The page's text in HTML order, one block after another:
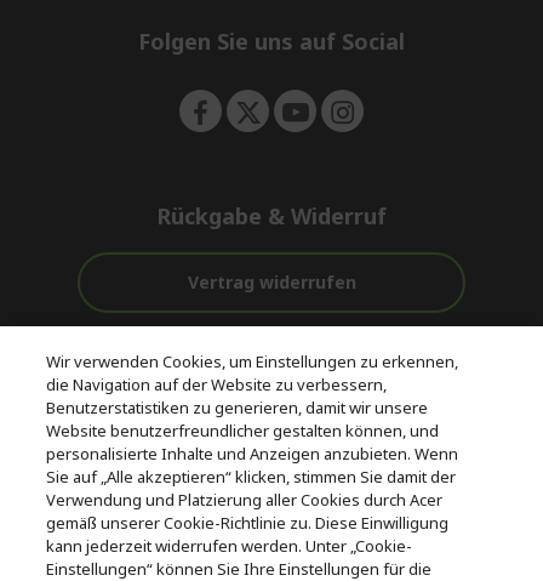
e
Folgen Sie uns auf Social
Rückgabe & Widerruf
Vertrag widerrufen
Kostenloser
Versand
vor und nach
dem Kauf
Zahlung
© 2026 Acer Inc.
CPYou BV ist der autorisierte Wiederverkäufer und Händler der
Produkte und Dienstleistungen, die in diesem Shop angeboten
werden.
Wir verwenden Cookies, um Einstellungen zu erkennen,
die Navigation auf der Website zu verbessern,
Benutzerstatistiken zu generieren, damit wir unsere
Website benutzerfreundlicher gestalten können, und
personalisierte Inhalte und Anzeigen anzubieten. Wenn
Sie auf „Alle akzeptieren“ klicken, stimmen Sie damit der
Verwendung und Platzierung aller Cookies durch Acer
gemäß unserer Cookie-Richtlinie zu. Diese Einwilligung
kann jederzeit widerrufen werden. Unter „Cookie-
Einstellungen“ können Sie Ihre Einstellungen für die